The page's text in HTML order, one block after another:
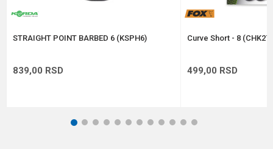
POŠALJI
STRAIGHT POINT BARBED 6 (KSPH6)
839,00 RSD
Curve Short - 8
499,00 RSD
1 2 3 4 5 6 7 8 9 101112